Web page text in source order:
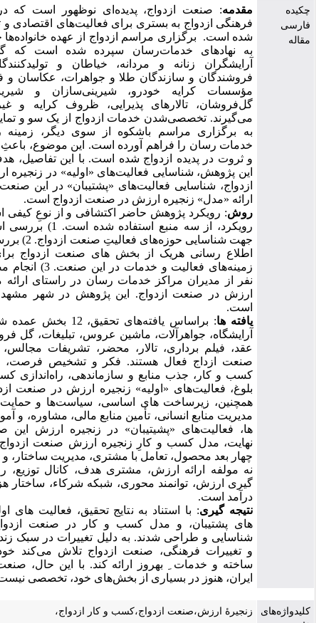
مقدمه
: صنعت ازدواج، پدیده‌ای نوظهور است که در آن، هدف
فرهنگی ازدواج به بستری برای فعالیت‌های اقتصادی و تجاری تبدیل
شده است. برگزاری مراسم ازدواج از عهده‌ خانواده‌ها خارج شده و
به نهادهای خدمات‌رسان سپرده شده است که گستره‌ای از
آرایشگران زنانه و مردانه، خیاطان و تولیدکنندگان پوشاک،
فروشندگان و سازندگان طلا و جواهرات، عکاسان و فیلمبرداران،
مؤسسات کرایه خودرو، شیرینی‌سازان و شیرینی‌فروشان،
گل‌فروشان، تالارهای پذیرایی، ظروف کرایه و غیره را دربر
می‌گیرند. تخصصی‌شدن خدمات ازدواج از یک سو و تمایل خانواده‌ها
به برگزاری مراسم باشکوه از سوی دیگر، زمینه رشد مراکز
خدمات‌ رسان را فراهم آورده است. این موضوع، باعثِ خلقِ ارزش
و ثروت در پدیده ازدواج شده است. با این تفاصیل، هدف از اجرای
این پژوهش، شناسایی فعالیت‌های «اولیه» در زنجیره ارزشِ صنعت
ازدواج، شناسایی فعالیت‌های «پشتیبان» در این صنعت، و بالاخره،
ارائه «مدل» زنجیره ارزش در صنعت ازدواج است.
: رویکرد پژوهش حاضر اکتشافی و از نوعِ کیفی است. در این
رویکرد، از سه منبع استفاده شده است. 1) بررسی اسناد موجود
جهت شناسایی حوزه‌های فعالیتِ صنعت ازدواج. 2) بررسی صفحات
اطلاع رسانی هریک از بخش های صنعت ازدواج برای شناسایی
زمینه‌های فعالیت و خدمات در این صنعت. 3) انجام مصاحبه با 33
نفر از مدیران مراکز خدمات رسان در راستای ارائه مدل زنجیره‌
ارزش در صنعت ازدواج. این پژوهش در شهر مشهد انجام شده
: براساس یافته‌های تحقیق، 12 بخش عمده شامل لباس،
آرایشگاه، جواهرآلات، ماشین عروس، تبلیغات، گل فروشی، سفره
عقد، فیلم برداری، تالار، محضر، تشریفات مجالس، و هدایا، در
صنعت ازداج فعال هستند. فکر و تشخیص فرصت، تدوین طرح
کسب و کار، جذب منابع و سازماندهی، راه‌اندازی کسب و کار، و
بلوغ، فعالیت‌های «اولیه» زنجیره ارزش در صنعت ازدواج هستند.
همچنین، زیرساخت های اساسی، سیاست‌ها و حمایت‌های دولتی،
مدیریت منابع انسانی، تأمین منابع مالی، مشاوره، و آموزش مهارت
ها، فعالیت‌های «پشیتیبان» در زنجیره ارزش این صنعت‌اند. در
نهایت، مدل کسب و کارِ زنجیره ارزش صنعت ازدواج مشتمل بر
چهار بعد محصول، تعامل با مشتری، مدیریت ساختار، و ابعاد مالی و
نه مولفه ارائه ارزش، مشتری هدف، کانال توزیع، روابط، شکل
گیری ارزش، توانمند محوری، شبکه شرکاء، ساختار هزینه، و مدل
: با استناد به نتایج تحقیق، فعالیت های اولیه، فعالیت
های پشتیبان، و مدل کسب و کار در صنعت ازدواج در ایران
شناسایی و طراحی شدند. به دلیل تغییرات در سبک زندگی جوانان،
و تغییرات فرهنگی، صنعت ازدواج تلاش می‌کند خود را متحول
ساخته و خدمات ِ به­روز ارائه کند. با این حال، صنعت ازدواج در
ایران، هنوز در بسیاری از بخش‌های خود، تخصصی نیست.
زنجیرۀ ارزش،صنعت ازدواج،کسب‌ و کار ازدواج،